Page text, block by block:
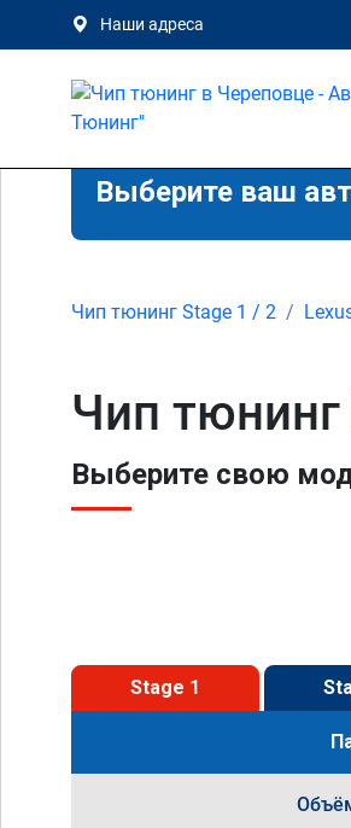
Наши адреса
Выберите ваш
Чип тюнинг Stage 1 / 2
Чип тюнинг
Выберите свою
Stage 1